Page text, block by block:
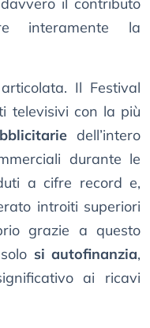
il contributo
interamente la
Il Festival
televisivi con la più
dell’intero
durante le
a cifre record e,
introiti superiori
grazie a questo
si autofinanzia,
ai ricavi